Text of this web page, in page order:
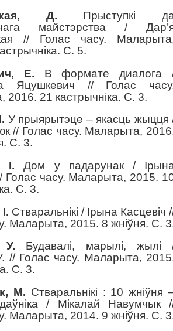
Д. Прыступкі
майстэрства /
// Голас часу.
С. 5.
Е. В формате диалога
Яцушкевич // Голас
2016. 21 кастрычніка. С. 3.
У прыярытэце – якасць жыцця
// Голас часу. Маларыта,
C. 3.
І. Дом у падарунак /
Голас часу. Маларыта, 2015.
С. 3.
Стваральнікі / Ірына Касцевіч
Маларыта, 2015. 8 жніўня. С.
У. Будавалі, марылі, жылі
// Голас часу. Маларыта,
С. 3.
М. Стваральнікі : 10 жніўня
/ Мікалай Навумчык
Маларыта, 2014. 9 жніўня. C.